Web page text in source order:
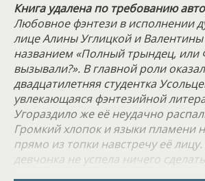
Книга удалена по требованию
Любовное фэнтези в исполнении
лице Алины Углицкой и Валентины
названием «Полный трындец, или
вызывали?». В главной роли
двадцатилетняя студентка
увлекающаяся фэнтезийной
Угораздило же её неудачно
Громкий хлопок и языки пламени
прямо из топки навстречу её
девчонка не успела ничего